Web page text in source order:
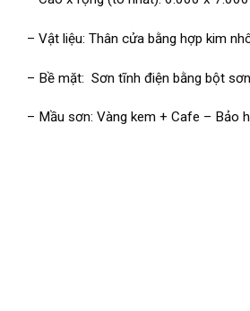
– Vật liệu: Thân cửa bằng hợp kim
– Bề mặt: Sơn tĩnh điện bằng bột
– Mầu sơn: Vàng kem + Cafe – Bảo